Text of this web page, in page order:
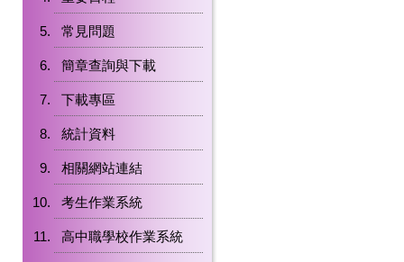
常見問題
簡章查詢與下載
下載專區
統計資料
相關網站連結
考生作業系統
高中職學校作業系統